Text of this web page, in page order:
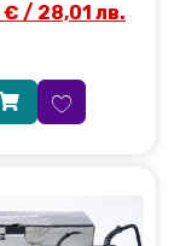
€ / 28,01 лв.